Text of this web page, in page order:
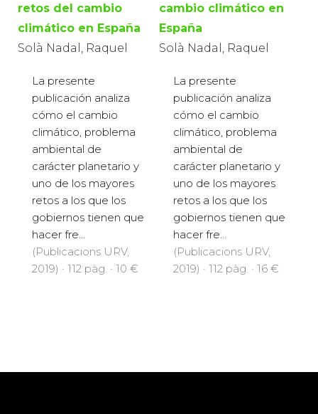
retos del cambio
climático en España
Solà Nadal, Raquel
La presente
publicación analiza
cómo el cambio
climático, problema
ambiental de
carácter planetario y
uno de los mayores
retos a los que los
gobiernos tienen que
hacer fre...
(Publicacions URV,
2019) · 112 pàg. · 10 €
cambio climático en
España
Solà Nadal, Raquel
La presente
publicación analiza
cómo el cambio
climático, problema
ambiental de
carácter planetario y
uno de los mayores
retos a los que los
gobiernos tienen que
hacer fre...
(Publicacions URV,
2019) · 112 pàg. · 16 €